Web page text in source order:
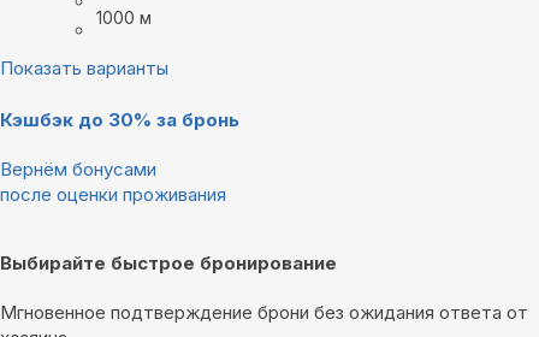
1000 м
Показать варианты
Кэшбэк до 30% за бронь
Вернём бонусами
после оценки проживания
Выбирайте быстрое бронирование
Мгновенное подтверждение брони без ожидания ответа от